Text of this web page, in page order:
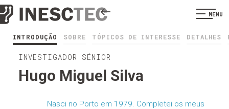
MENU
INTRODUÇÃO SOBRE TÓPICOS DE INTERESSE DETALHES
INVESTIGADOR SÉNIOR
Hugo Miguel Silva
Nasci no Porto em 1979. Completei os meus